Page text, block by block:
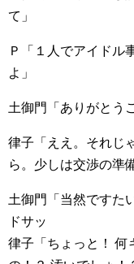
て」
Ｐ「１人でアイドル
よ」
土御門「ありがとう
律子「ええ。それじ
ら。少しは交渉の準
土御門「当然ですた
ドサッ
律子「ちょっと！ 何